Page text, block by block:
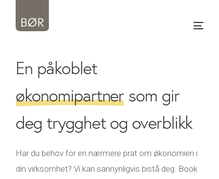
En påkoblet
økonomipartner som gir
deg trygghet og overblikk
Har du behov for en nærmere prat om økonomien i
din virksomhet? Vi kan sannynligvis bistå deg. Book